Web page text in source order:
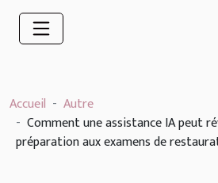
Accueil
Autre
Comment une assistance IA peut
préparation aux examens de